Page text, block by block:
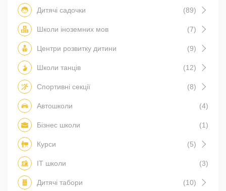
Дитячі садочки (89)
Школи іноземних мов (7)
Центри розвитку дитини (9)
Школи танців (12)
Спортивні секції (8)
Автошколи (4)
Бізнес школи (1)
Курси (5)
IT школи (3)
Дитячі табори (10)